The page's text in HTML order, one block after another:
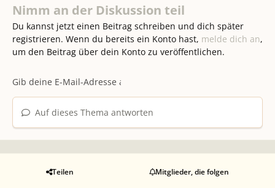
Nimm an der Diskussion teil
Du kannst jetzt einen Beitrag schreiben und dich später
registrieren. Wenn du bereits ein Konto hast, melde dich an,
um den Beitrag über dein Konto zu veröffentlichen.
Auf dieses Thema antworten
Teilen Mitglieder, die folgen